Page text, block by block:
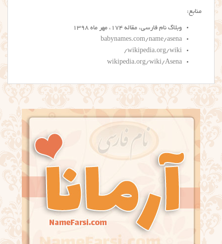
منابع:
وبلاگ نام فارسی، مقاله ۱۷۴، مهر ماه ۱۳۹۸
babynames.com/name/asena
wikipedia.org/wiki/
wikipedia.org/wiki/Asena